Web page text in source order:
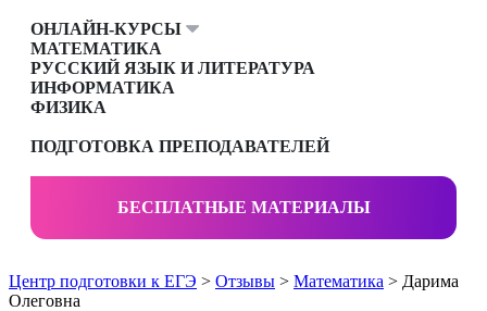
ОНЛАЙН-КУРСЫ
МАТЕМАТИКА
РУССКИЙ ЯЗЫК И ЛИТЕРАТУРА
ИНФОРМАТИКА
ФИЗИКА
ПОДГОТОВКА ПРЕПОДАВАТЕЛЕЙ
БЕСПЛАТНЫЕ МАТЕРИАЛЫ
Центр подготовки к ЕГЭ > Отзывы > Математика > Дарима
Олеговна